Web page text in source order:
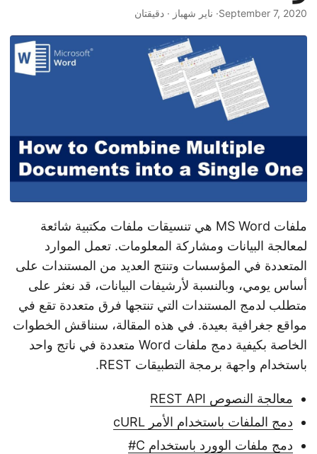
September 7, 2020· ناير شهباز · دقيقتان
ملفات MS Word هي تنسيقات ملفات مكتبية شائعة
لمعالجة البيانات ومشاركة المعلومات. تعمل الموارد
المتعددة في المؤسسات وتنتج العديد من المستندات على
أساس يومي، وبالنسبة لأرشيفات البيانات، قد نعثر على
متطلب لدمج المستندات التي تنتجها فرق متعددة تقع في
مواقع جغرافية بعيدة. في هذه المقالة، سنناقش الخطوات
الخاصة بكيفية دمج ملفات Word متعددة في ناتج واحد
باستخدام واجهة برمجة التطبيقات REST.
معالجة النصوص REST API
دمج الملفات باستخدام الأمر cURL
دمج ملفات الوورد باستخدام C#